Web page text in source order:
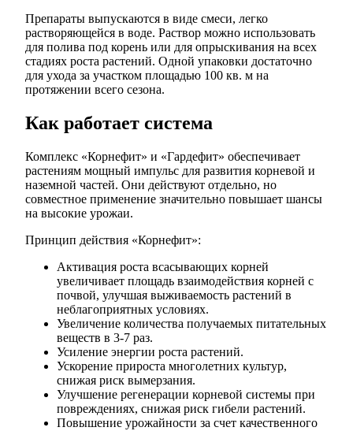
Препараты выпускаются в виде смеси, легко
растворяющейся в воде. Раствор можно использовать
для полива под корень или для опрыскивания на всех
стадиях роста растений. Одной упаковки достаточно
для ухода за участком площадью 100 кв. м на
протяжении всего сезона.
Как работает система
Комплекс «Корнефит» и «Гардефит» обеспечивает
растениям мощный импульс для развития корневой и
наземной частей. Они действуют отдельно, но
совместное применение значительно повышает шансы
на высокие урожаи.
Принцип действия «Корнефит»:
Активация роста всасывающих корней
увеличивает площадь взаимодействия корней с
почвой, улучшая выживаемость растений в
неблагоприятных условиях.
Увеличение количества получаемых питательных
веществ в 3-7 раз.
Усиление энергии роста растений.
Ускорение прироста многолетних культур,
снижая риск вымерзания.
Улучшение регенерации корневой системы при
повреждениях, снижая риск гибели растений.
Повышение урожайности за счет качественного